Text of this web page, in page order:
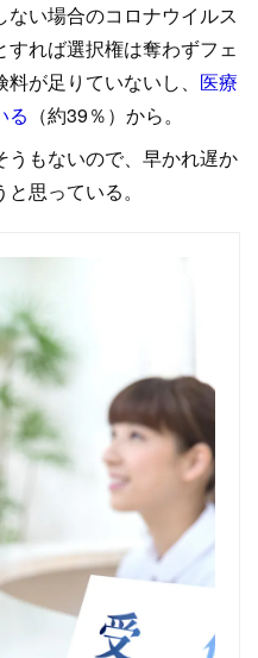
い場合のコロナウイルス
すれば選択権は奪わずフェ
が足りていないし、 医療
る （約39％）から。
もないので、早かれ遅か
思っている。